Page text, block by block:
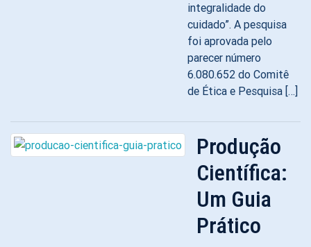
integralidade do
cuidado”. A pesquisa
foi aprovada pelo
parecer número
6.080.652 do Comitê
de Ética e Pesquisa […]
Produção
Científica:
Um Guia
Prático